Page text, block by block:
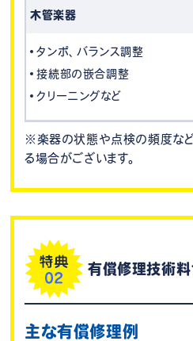
木管楽器
タンポ、バランス調整
接続部の嵌合調整
クリーニングなど
※楽器の状態や点検の頻度など
る場合がございます。
有償修理技術
主な有償修理例